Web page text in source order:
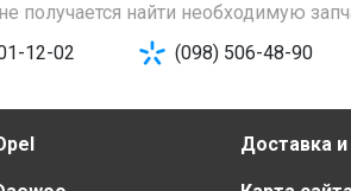
получается найти необходимую
12-02
(098) 506-48-90
Доставка